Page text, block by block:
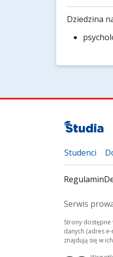
Dziedzina
Studenci
Regulamin
Serwis
Strony
danych (adres
znajdują się w